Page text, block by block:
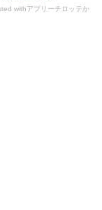
withアプリーチロッテか